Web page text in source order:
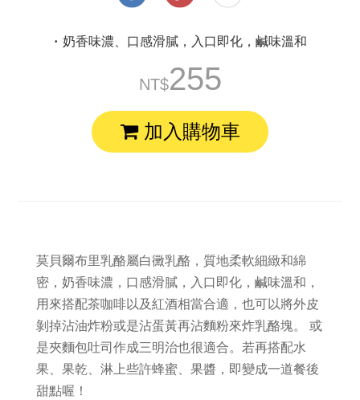
奶香味濃、口感滑膩，入口即化，鹹味溫和
255
加入購物車
莫貝爾布里乳酪屬白黴乳酪，質地柔軟細緻和綿
密，奶香味濃，口感滑膩，入口即化，鹹味溫和，
用來搭配茶咖啡以及紅酒相當合適，也可以將外皮
剝掉沾油炸粉或是沾蛋黃再沾麵粉來炸乳酪塊。 或
是夾麵包吐司作成三明治也很適合。若再搭配水
果、果乾、淋上些許蜂蜜、果醬，即變成一道餐後
甜點喔！